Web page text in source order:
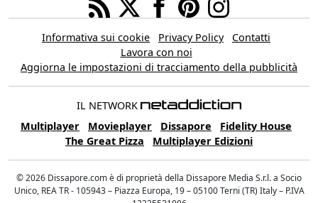
Informativa sui cookie Privacy Policy
Contatti
Lavora con noi
Aggiorna le impostazioni di tracciamento della pubblicità
IL NETWORK
Multiplayer
Movieplayer Dissapore
Fidelity House
The Great Pizza
Multiplayer Edizioni
© 2026 Dissapore.com è di proprietà della Dissapore Media S.r.l. a Socio
Unico, REA TR - 105943 – Piazza Europa, 19 – 05100 Terni (TR) Italy – P.IVA